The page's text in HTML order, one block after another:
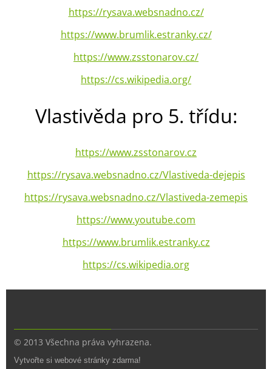
https://rysava.websnadno.cz/
https://www.brumlik.estranky.cz/
https://www.zsstonarov.cz/
https://cs.wikipedia.org/
Vlastivěda pro 5. třídu:
https://www.zsstonarov.cz
https://rysava.websnadno.cz/Vlastiveda-dejepis
https://rysava.websnadno.cz/Vlastiveda-zemepis
https://www.youtube.com
https://www.brumlik.estranky.cz
https://cs.wikipedia.org
© 2013 Všechna práva vyhrazena.
Vytvořte si webové stránky zdarma!